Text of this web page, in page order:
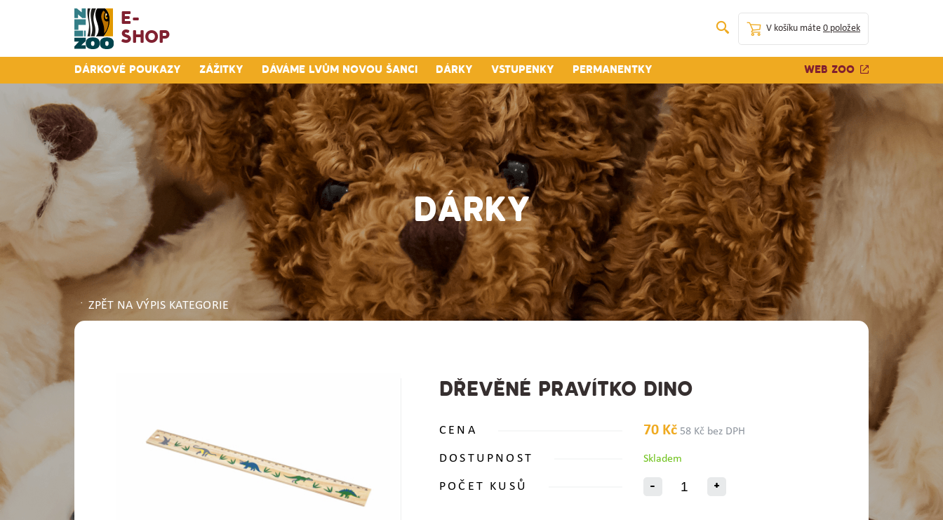
E-
Shop
V košíku máte 0 položek
Dárkové poukazy Zážitky Dáváme lvům novou šanci Dárky Vstupenky Permanentky Web zoo
DÁRKY
ZPĚT NA VÝPIS KATEGORIE
DŘEVĚNÉ PRAVÍTKO DINO
CENA 70 Kč 58 Kč bez DPH
DOSTUPNOST Skladem
POČET KUSŮ - +